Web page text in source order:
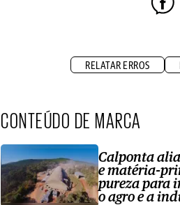
RELATAR ERROS
CONTEÚDO DE MARCA
Calponta
e matéria-
pureza para
o agro e a